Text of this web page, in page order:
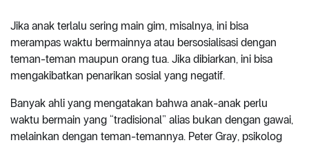
Jika anak terlalu sering main gim, misalnya, ini bisa
merampas waktu bermainnya atau bersosialisasi dengan
teman-teman maupun orang tua. Jika dibiarkan, ini bisa
mengakibatkan penarikan sosial yang negatif.
Banyak ahli yang mengatakan bahwa anak-anak perlu
waktu bermain yang “tradisional” alias bukan dengan gawai,
melainkan dengan teman-temannya. Peter Gray, psikolog